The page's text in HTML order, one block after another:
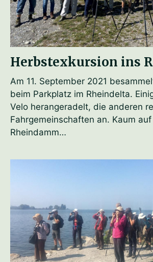
Herbstexkursion ins
Am 11. September 2021
beim Parkplatz im Rheindelta.
Velo herangeradelt, die anderen
Fahrgemeinschaften an. Kaum
Rheindamm…